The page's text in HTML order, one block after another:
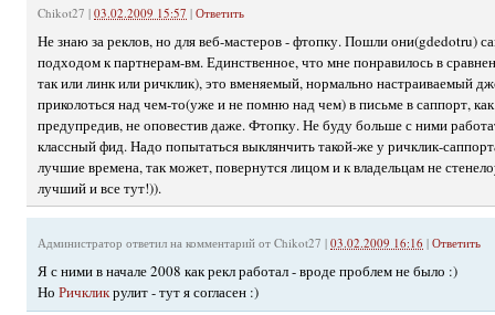
Chikot27 | 03.02.2009 15:57 | Ответить
Не знаю за реклов, но для веб-мастеров - фтопку. Пошли они(gdedotru)
подходом к партнерам-вм. Единственное, что мне понравилось в
так или линк или ричклик), это вменяемый, нормально настраиваемый
приколоться над чем-то(уже и не помню над чем) в письме в саппорт,
предупредив, не оповестив даже. Фтопку. Не буду больше с ними
классный фид. Надо попытаться выклянчить такой-же у ричклик-
лучшие времена, так может, повернутся лицом и к владельцам не
лучший и все тут!)).
Администратор ответил на комментарий от Chikot27 | 03.02.2009 16:16 | Ответить
Я с ними в начале 2008 как рекл работал - вроде проблем не было :)
Но Ричкликрулит - тут я согласен :)